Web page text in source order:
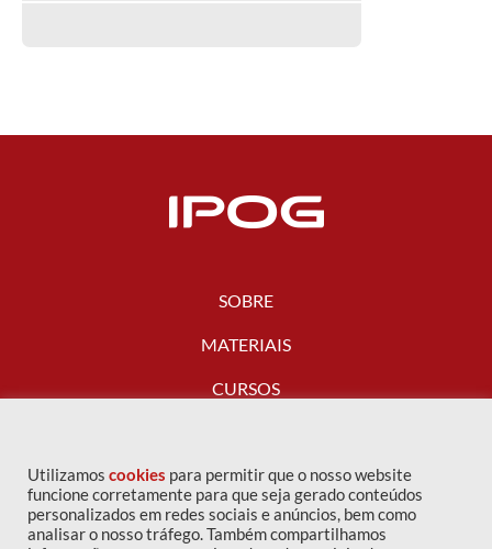
SOBRE
MATERIAIS
CURSOS
FALE CONOSCO
Utilizamos cookies para permitir que o nosso website
funcione corretamente para que seja gerado conteúdos
personalizados em redes sociais e anúncios, bem como
analisar o nosso tráfego. Também compartilhamos